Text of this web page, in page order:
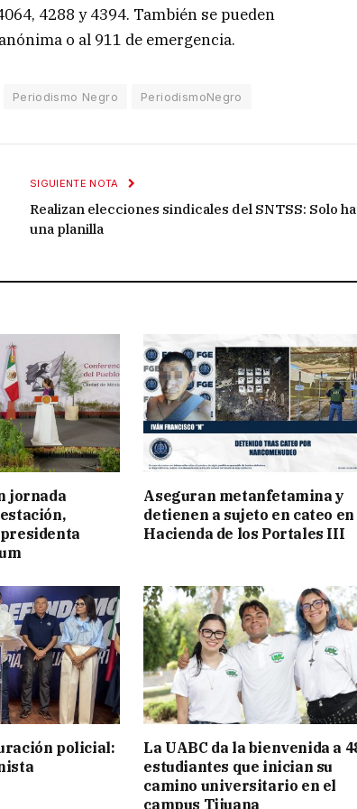
4288 y 4394. También se pueden
o al 911 de emergencia.
Periodismo Negro PeriodismoNegro
SIGUIENTE NOTA
Realizan elecciones sindicales del SNTSS: Solo
una planilla
jornada
Aseguran metanfetamina y
detienen a sujeto en cateo en
Hacienda de los Portales III
policial:
La UABC da la bienvenida a
estudiantes que inician su
camino universitario en el
campus Tijuana